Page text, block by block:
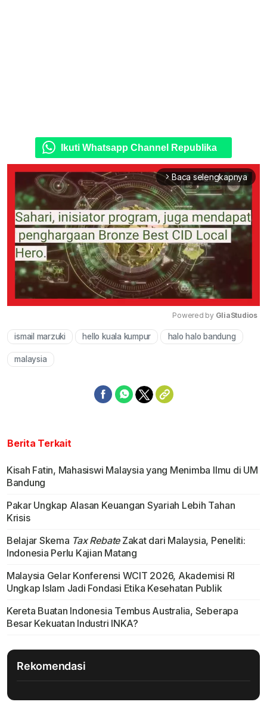
Ikuti Whatsapp Channel Republika
arrow_forward_ios Baca selengkapnya
Mute
Powered by GliaStudios
ismail marzuki hello kuala kumpur halo halo bandung
malaysia
Berita Terkait
Kisah Fatin, Mahasiswi Malaysia yang Menimba Ilmu di UM
Bandung
Pakar Ungkap Alasan Keuangan Syariah Lebih Tahan
Krisis
Belajar Skema Tax RebateZakat dari Malaysia, Peneliti:
Indonesia Perlu Kajian Matang
Malaysia Gelar Konferensi WCIT 2026, Akademisi RI
Ungkap Islam Jadi Fondasi Etika Kesehatan Publik
Kereta Buatan Indonesia Tembus Australia, Seberapa
Besar Kekuatan Industri INKA?
Rekomendasi